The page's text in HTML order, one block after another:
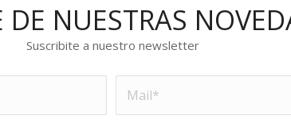
DE NUESTRAS
Suscribite a nuestro newsletter